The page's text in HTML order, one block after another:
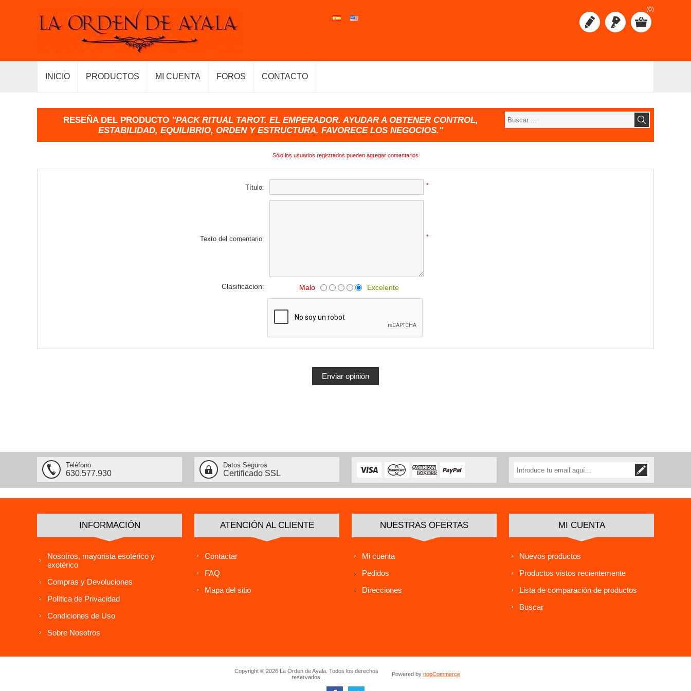
(0)
INICIO PRODUCTOS MI CUENTA FOROS CONTACTO
RESEÑA DEL PRODUCTO
PACK RITUAL TAROT. EL EMPERADOR. AYUDAR A OBTENER CONTROL,
ESTABILIDAD, EQUILIBRIO, ORDEN Y ESTRUCTURA. FAVORECE LOS NEGOCIOS.
Sólo los usuarios registrados pueden agregar comentarios
Título: *
Texto del comentario: *
Clasificacion: Malo Excelente
Teléfono
630.577.930
Datos Seguros
Certificado SSL
INFORMACIÓN
Nosotros, mayorista esotérico y
exotérico
Compras y Devoluciones
Política de Privacidad
Condiciones de Uso
Sobre Nosotros
ATENCIÓN AL CLIENTE
Contactar
FAQ
Mapa del sitio
NUESTRAS OFERTAS
Mi cuenta
Pedidos
Direcciones
MI CUENTA
Nuevos productos
Productos vistos recientemente
Lista de comparación de productos
Buscar
Copyright ® 2026 La Orden de Ayala. Todos los derechos
reservados.
Powered by nopCommerce